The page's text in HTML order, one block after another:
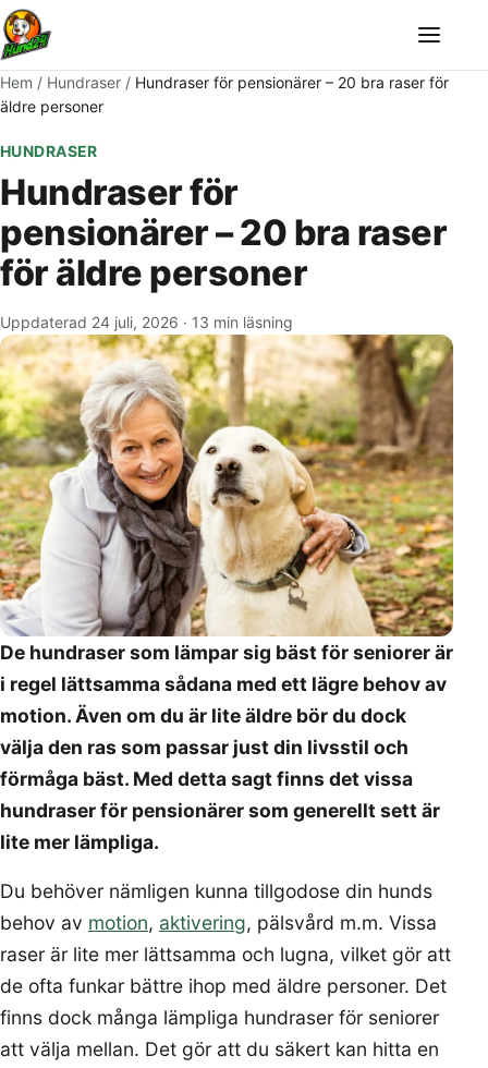
Meny
Hem / Hundraser / Hundraser för pensionärer – 20 bra raser för
äldre personer
HUNDRASER
Hundraser för
pensionärer – 20 bra raser
för äldre personer
Uppdaterad 24 juli, 2026 · 13 min läsning
De hundraser som lämpar sig bäst för seniorer är
i regel lättsamma sådana med ett lägre behov av
motion. Även om du är lite äldre bör du dock
välja den ras som passar just din livsstil och
förmåga bäst. Med detta sagt finns det vissa
hundraser för pensionärer som generellt sett är
lite mer lämpliga.
Du behöver nämligen kunna tillgodose din hunds
behov av motion, aktivering, pälsvård m.m. Vissa
raser är lite mer lättsamma och lugna, vilket gör att
de ofta funkar bättre ihop med äldre personer. Det
finns dock många lämpliga hundraser för seniorer
att välja mellan. Det gör att du säkert kan hitta en